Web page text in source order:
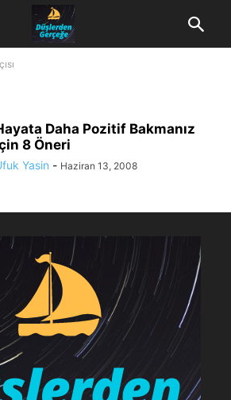
Daha Pozitif Bakmanız
8 Öneri
Yasin - Haziran 13, 2008